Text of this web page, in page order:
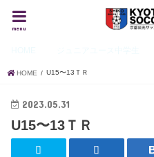
menu
HOME U15〜13ＴＲ
2023.05.31
U15〜13ＴＲ